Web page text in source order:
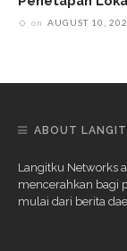
on AUGUST 10,
ABOUT
Langitku Networks
mencerahkan bagi
mulai dari berita